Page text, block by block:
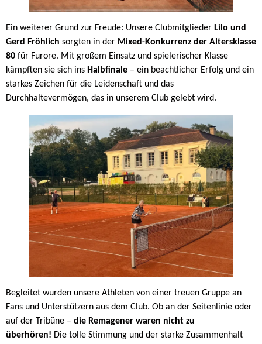
Ein weiterer Grund zur Freude: Unsere Clubmitglieder Lilo und
Gerd Fröhlich sorgten in der Mixed-Konkurrenz der Altersklasse
80 für Furore. Mit großem Einsatz und spielerischer Klasse
kämpften sie sich ins Halbfinale – ein beachtlicher Erfolg und ein
starkes Zeichen für die Leidenschaft und das
Durchhaltevermögen, das in unserem Club gelebt wird.
Begleitet wurden unsere Athleten von einer treuen Gruppe an
Fans und Unterstützern aus dem Club. Ob an der Seitenlinie oder
auf der Tribüne – die Remagener waren nicht zu
überhören! Die tolle Stimmung und der starke Zusammenhalt